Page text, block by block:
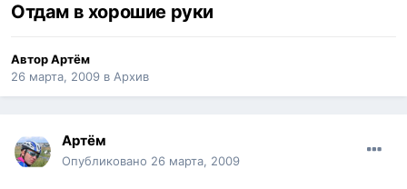
Отдам в хорошие руки
АвторАртём
26 марта, 2009 в Архив
Артём
Опубликовано 26 марта, 2009